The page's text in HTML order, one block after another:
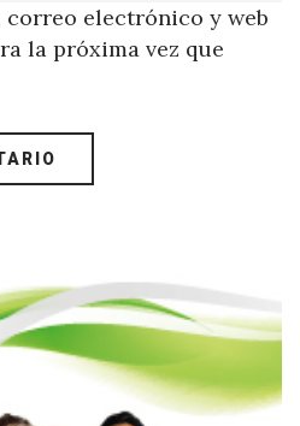
correo electrónico y web
la próxima vez que